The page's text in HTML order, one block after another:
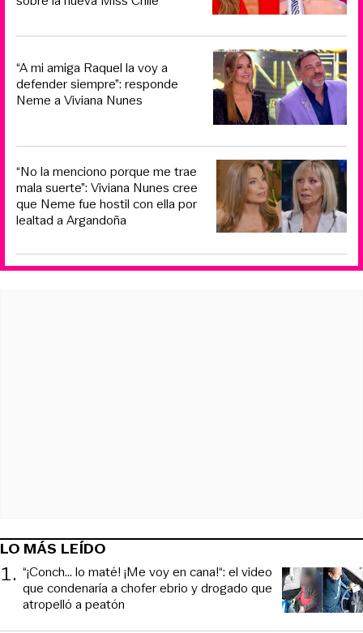
“A mi amiga Raquel la voy a
defender siempre”: responde
Neme a Viviana Nunes
“No la menciono porque me trae
mala suerte”: Viviana Nunes cree
que Neme fue hostil con ella por
lealtad a Argandoña
LO MÁS LEÍDO
1. “¡Conch... lo maté! ¡Me voy en cana!“: el video
que condenaría a chofer ebrio y drogado que
atropelló a peatón